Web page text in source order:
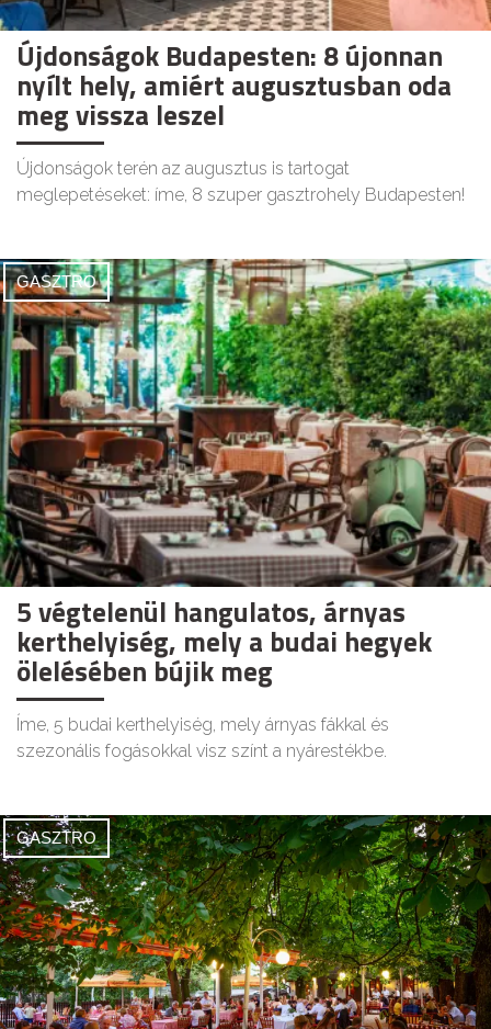
Újdonságok Budapesten: 8 újonnan
nyílt hely, amiért augusztusban oda
meg vissza leszel
Újdonságok terén az augusztus is tartogat
meglepetéseket: íme, 8 szuper gasztrohely Budapesten!
GASZTRO
5 végtelenül hangulatos, árnyas
kerthelyiség, mely a budai hegyek
ölelésében bújik meg
Íme, 5 budai kerthelyiség, mely árnyas fákkal és
szezonális fogásokkal visz színt a nyárestékbe.
GASZTRO